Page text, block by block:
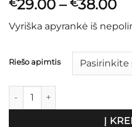
€29.00 – €38.00
Vyriška apyrankė iš
Riešo apimtis
produkto kiekis: Skaidri
Į